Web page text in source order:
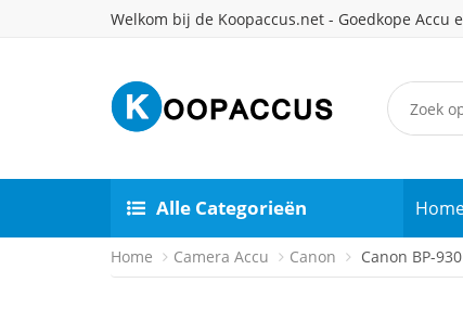
Welkom bij de Koopaccus.net - Goedkope Accu
Alle Categorieën
Home Camera Accu Canon Canon BP-